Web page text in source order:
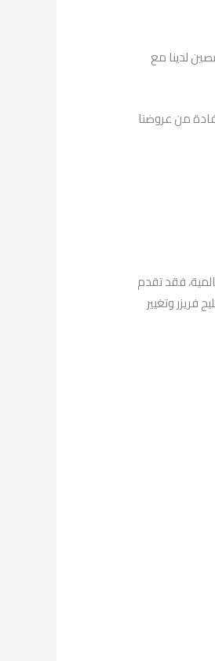
لدينا مع
من عروضنا
فقد تقدم
وتغيير